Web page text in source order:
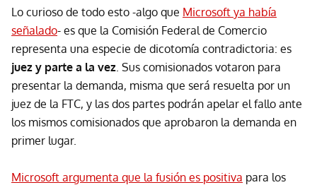
Lo curioso de todo esto -algo que Microsoft ya había
señalado- es que la Comisión Federal de Comercio
representa una especie de dicotomía contradictoria: es
juez y parte a la vez . Sus comisionados votaron para
presentar la demanda, misma que será resuelta por un
juez de la FTC, y las dos partes podrán apelar el fallo ante
los mismos comisionados que aprobaron la demanda en
primer lugar.
Microsoft argumenta que la fusión es positiva para los